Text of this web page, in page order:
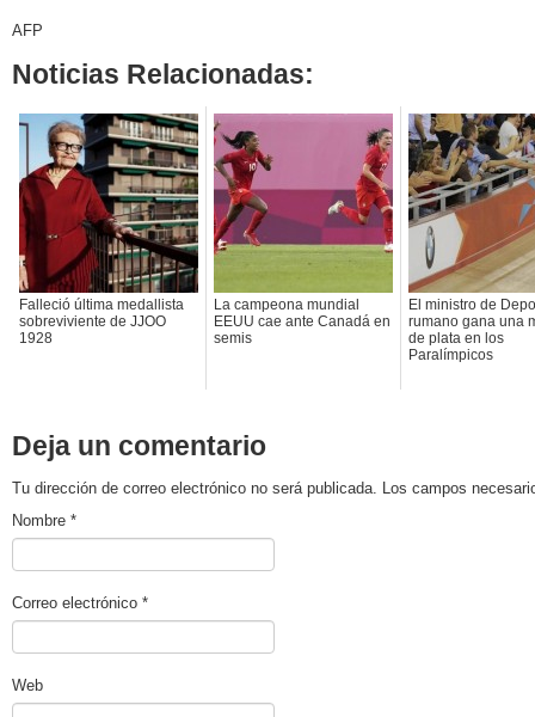
AFP
Noticias Relacionadas:
Falleció última medallista
sobreviviente de JJOO
1928
La campeona mundial
EEUU cae ante Canadá en
semis
El ministro de
rumano gana una
de plata en los
Paralímpicos
Deja un comentario
Tu dirección de correo electrónico no será publicada. Los campos
Nombre *
Correo electrónico *
Web